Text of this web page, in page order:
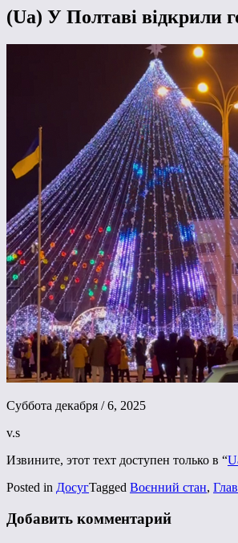
(Ua) У Полтаві відкрили
Суббота декабря / 6, 2025
v.s
Извините, этот техт доступен только в “
Posted in ДосугTagged Воєнний стан,
Добавить комментарий